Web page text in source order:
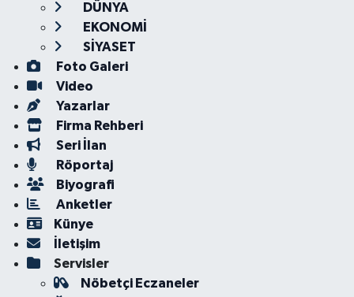
DÜNYA
EKONOMİ
SİYASET
Foto Galeri
Video
Yazarlar
Firma Rehberi
Seri İlan
Röportaj
Biyografi
Anketler
Künye
İletişim
Servisler
Nöbetçi Eczaneler